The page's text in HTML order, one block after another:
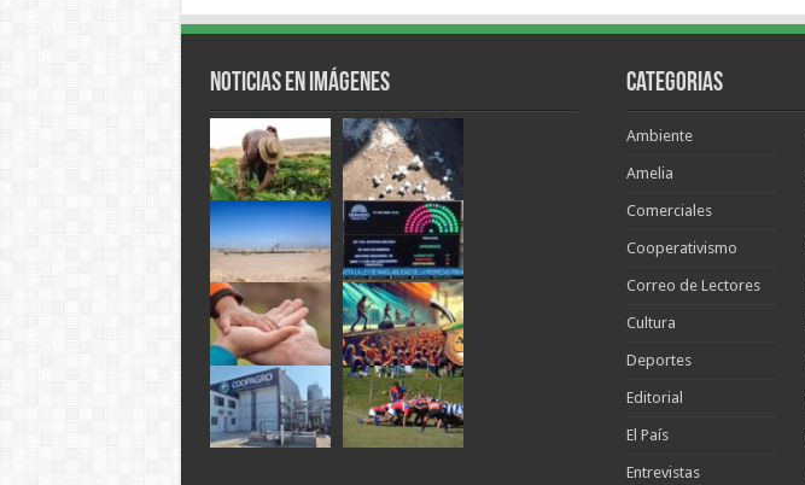
Noticias en Imágenes Categorias
Ambiente
Amelia
Comerciales
Cooperativismo
Correo de Lectores
Cultura
Deportes
Editorial
El País
Entrevistas